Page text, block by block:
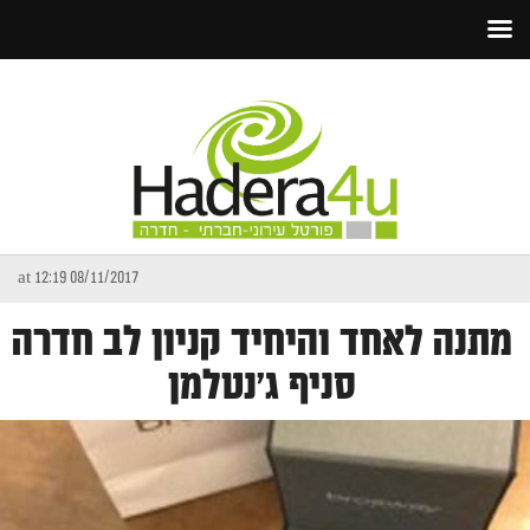
08/11/2017 at 12:19
מתנה לאחד והיחיד קניון לב חדרה
סניף ג'נטלמן